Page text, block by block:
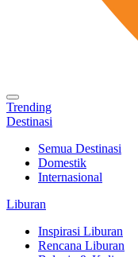
Trending
Destinasi
Semua Destinasi
Domestik
Internasional
Liburan
Inspirasi Liburan
Rencana Liburan